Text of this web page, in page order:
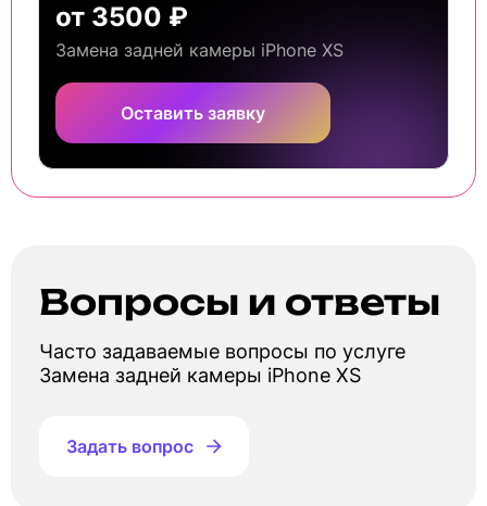
от 3500 ₽
Замена задней камеры iPhone XS
Оставить заявку
Вопросы и ответы
Часто задаваемые вопросы по услуге
Замена задней камеры iPhone XS
Задать вопрос